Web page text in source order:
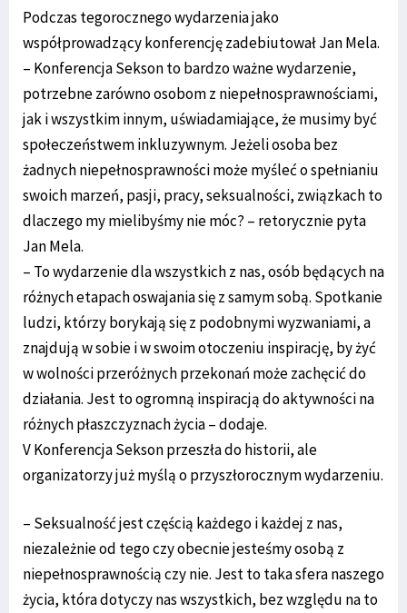
Podczas tegorocznego wydarzenia jako
współprowadzący konferencję zadebiutował Jan Mela.
– Konferencja Sekson to bardzo ważne wydarzenie,
potrzebne zarówno osobom z niepełnosprawnościami,
jak i wszystkim innym, uświadamiające, że musimy być
społeczeństwem inkluzywnym. Jeżeli osoba bez
żadnych niepełnosprawności może myśleć o spełnianiu
swoich marzeń, pasji, pracy, seksualności, związkach to
dlaczego my mielibyśmy nie móc? – retorycznie pyta
Jan Mela.
– To wydarzenie dla wszystkich z nas, osób będących na
różnych etapach oswajania się z samym sobą. Spotkanie
ludzi, którzy borykają się z podobnymi wyzwaniami, a
znajdują w sobie i w swoim otoczeniu inspirację, by żyć
w wolności przeróżnych przekonań może zachęcić do
działania. Jest to ogromną inspiracją do aktywności na
różnych płaszczyznach życia – dodaje.
V Konferencja Sekson przeszła do historii, ale
organizatorzy już myślą o przyszłorocznym wydarzeniu.
– Seksualność jest częścią każdego i każdej z nas,
niezależnie od tego czy obecnie jesteśmy osobą z
niepełnosprawnością czy nie. Jest to taka sfera naszego
życia, która dotyczy nas wszystkich, bez względu na to